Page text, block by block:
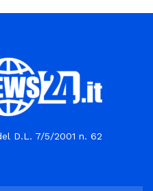
D.L. 7/5/2001 n. 62